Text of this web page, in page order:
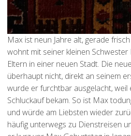
Max ist neun Jahre alt, gerade
wohnt mit seiner kleinen
Eltern in einer neuen Stadt. Die
überhaupt nicht, direkt an seinem
wurde er furchtbar ausgelacht, weil
Schluckauf bekam. So ist Max
und würde am Liebsten wieder
häufig unterwegs zu Dienstreisen